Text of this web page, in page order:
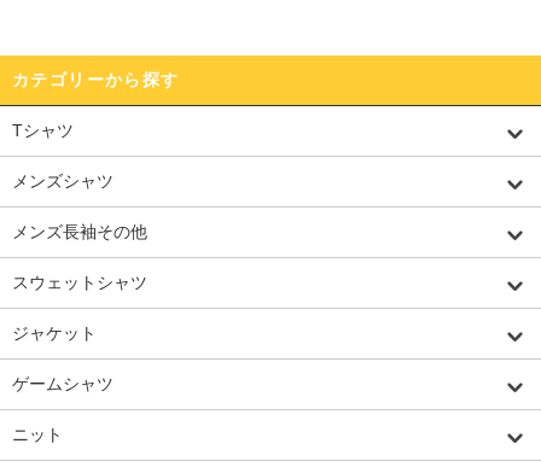
カテゴリーから探す
Tシャツ
メンズシャツ
メンズ長袖その他
スウェットシャツ
ジャケット
ゲームシャツ
ニット